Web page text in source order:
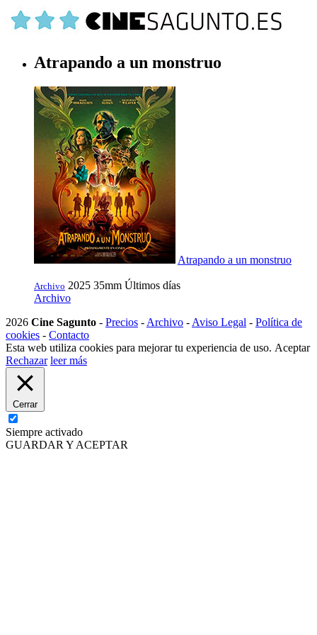
Atrapando a un monstruo
Atrapando a un monstruo
Archivo 2025 35mm Últimos días
Archivo
2026 Cine Sagunto - Precios - Archivo - Aviso Legal - Política de
cookies - Contacto
Esta web utiliza cookies para mejorar tu experiencia de uso. Aceptar
Rechazar leer más
Cerrar
Siempre activado
GUARDAR Y ACEPTAR